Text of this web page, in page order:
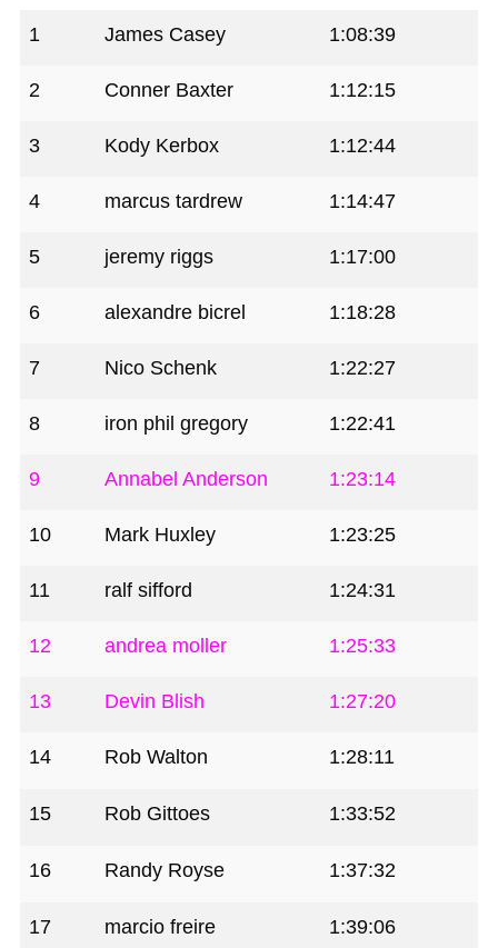
1 James Casey 1:08:39
2 Conner Baxter 1:12:15
3 Kody Kerbox 1:12:44
4 marcus tardrew 1:14:47
5 jeremy riggs 1:17:00
6 alexandre bicrel 1:18:28
7 Nico Schenk 1:22:27
8 iron phil gregory 1:22:41
9 Annabel Anderson 1:23:14
10 Mark Huxley 1:23:25
11 ralf sifford 1:24:31
12 andrea moller 1:25:33
13 Devin Blish 1:27:20
14 Rob Walton 1:28:11
15 Rob Gittoes 1:33:52
16 Randy Royse 1:37:32
17 marcio freire 1:39:06